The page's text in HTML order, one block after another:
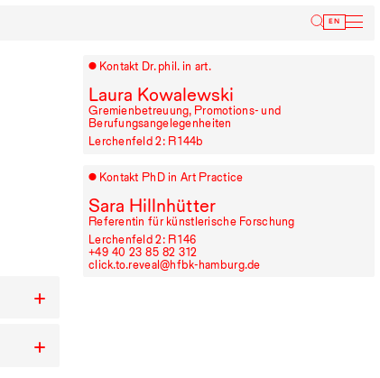
EN
+
+
Kontakt Dr. phil. in art.
Laura Kowalewski
Gremienbetreuung, Promotions- und
Berufungsangelegenheiten
Lerchenfeld 2: R⁠ ⁠144b
Kontakt PhD in Art Practice
Sara Hillnhütter
Referentin für künstlerische Forschung
Lerchenfeld 2: R⁠ ⁠146
+49⁠ ⁠40⁠ ⁠23⁠ ⁠85⁠ ⁠82⁠ ⁠312
click.to.reveal@hfbk-hamburg.de